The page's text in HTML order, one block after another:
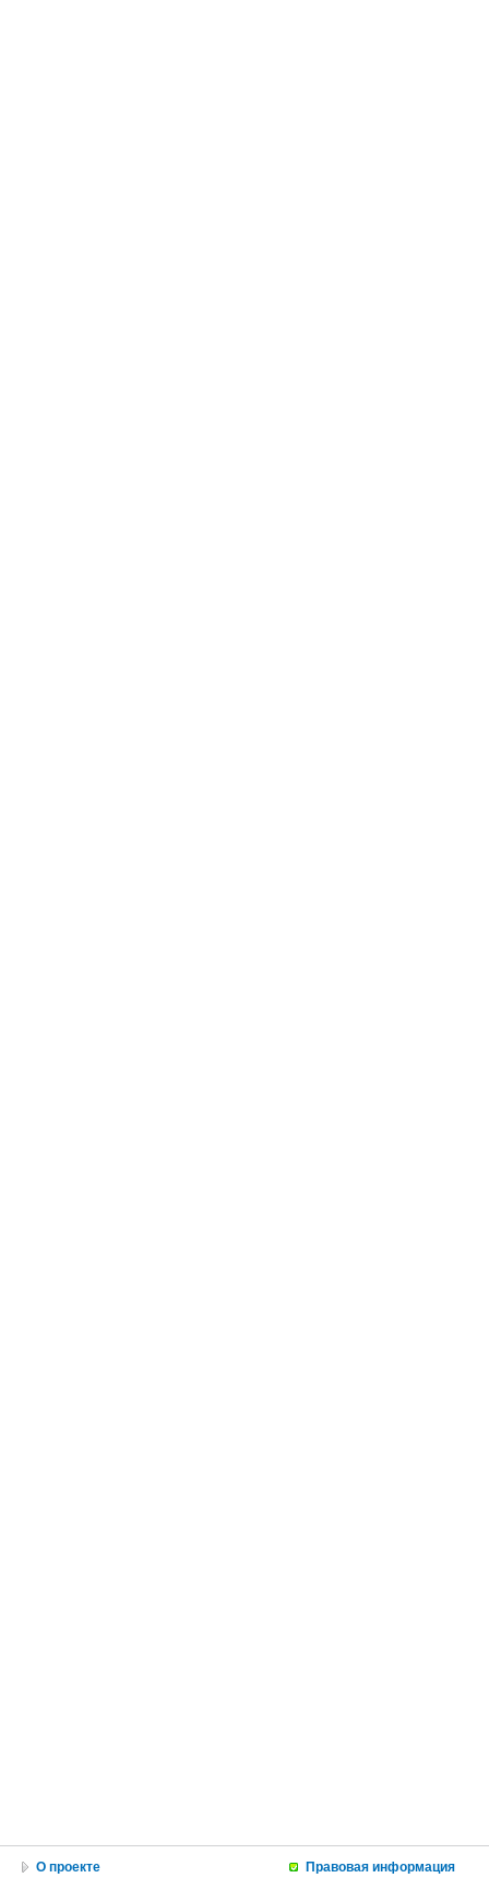
О проекте Правовая информация